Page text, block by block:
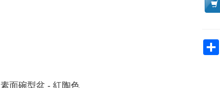
素面碗型盆 - 紅陶色